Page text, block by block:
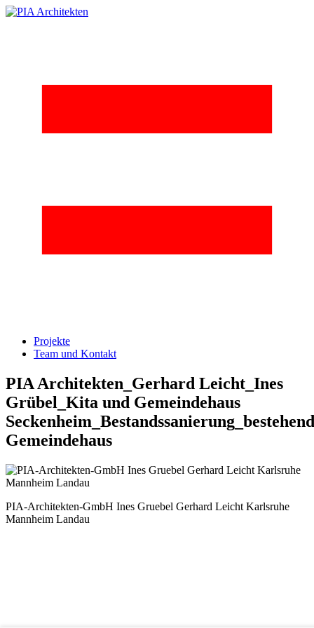
Projekte
Team und Kontakt
PIA Architekten_Gerhard Leicht_Ines
Grübel_Kita und Gemeindehaus
Gemeindehaus
PIA-Architekten-GmbH Ines Gruebel Gerhard Leicht Karlsruhe
Mannheim Landau